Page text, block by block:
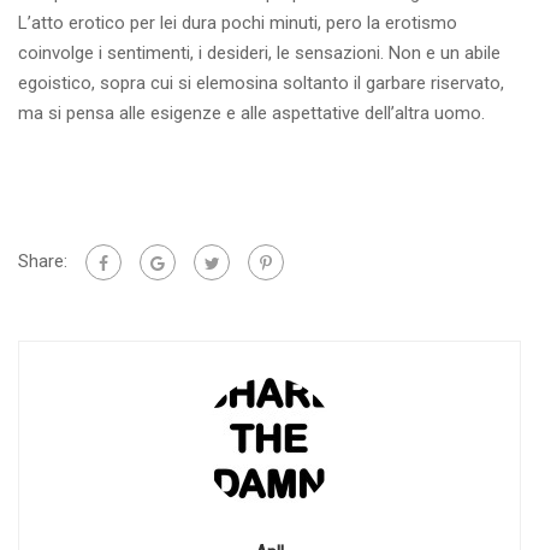
L’atto erotico per lei dura pochi minuti, pero la erotismo
coinvolge i sentimenti, i desideri, le sensazioni. Non e un abile
egoistico, sopra cui si elemosina soltanto il garbare riservato,
ma si pensa alle esigenze e alle aspettative dell’altra uomo.
Share: